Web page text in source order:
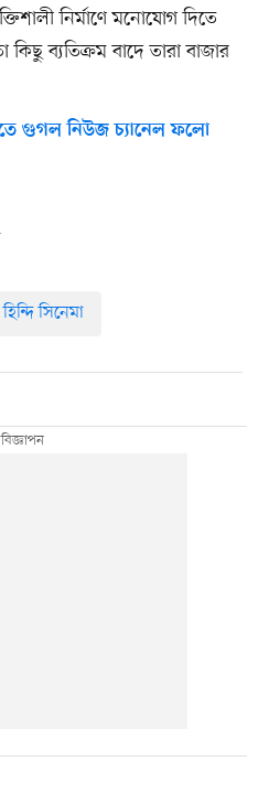
নির্মাণে মনোযোগ দিতে
ব্যতিক্রম বাদে তারা বাজার
গুগল নিউজ চ্যানেল ফলো
হিন্দি সিনেমা